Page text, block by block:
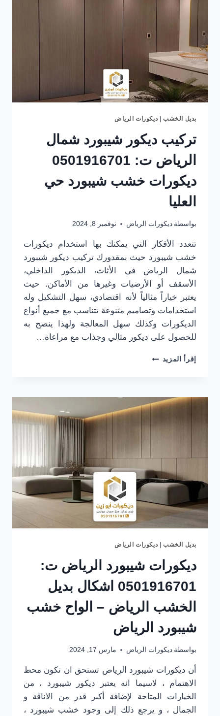
الدرج
بديل الخشب| ديكورات الرياض
تركيب ديكور شيبورد شمال
الرياض ت: 0501916701
ديكورات خشب شيبورد حي
العليا
بواسطة ديكورات الرياض نوفمبر 8, 2024
تتعدد الأفكار التي يمكنك بها استخدام ديكورات
خشب شيبورد حيث بمقدورك تركيب ديكور شيبورد
شمال الرياض في الأثاث، الديكور الداخلي،
الأسقف أو الأرضيات وغيرها من الأماكن. حيث
يعتبر خياراً مثالياً لأنه اقتصادي، سهل التشكيل وله
استخدامات وتصاميم متنوعة تتناسب مع جميع أنواع
الديكورات وكذلك سهل المعالجة ولهذا ينصح به
للحصول على ديكور مثالي وجذاب مع مراعاة…
إقرأ المزيد تركيب
الرياض
ت:
حي
العليا
بديل الخشب| ديكورات الرياض
ديكورات شيبورد الرياض ت:
0501916701 اشكال بديل
الخشب الرياض – الواح خشب
شيبورد الرياض
بواسطة ديكورات الرياض مارس 17, 2024
أن ديكورات شيبورد الرياض تستحق ان تكون محط
الاهتمام ، لاسيما انه يعتبر ديكور شيبورد ، من
الخيارات المتاحة لإضافة أكبر قدر من الاناقة و
الجمال ، و يرجع ذلك إلى وجود خشب شيبورد ،